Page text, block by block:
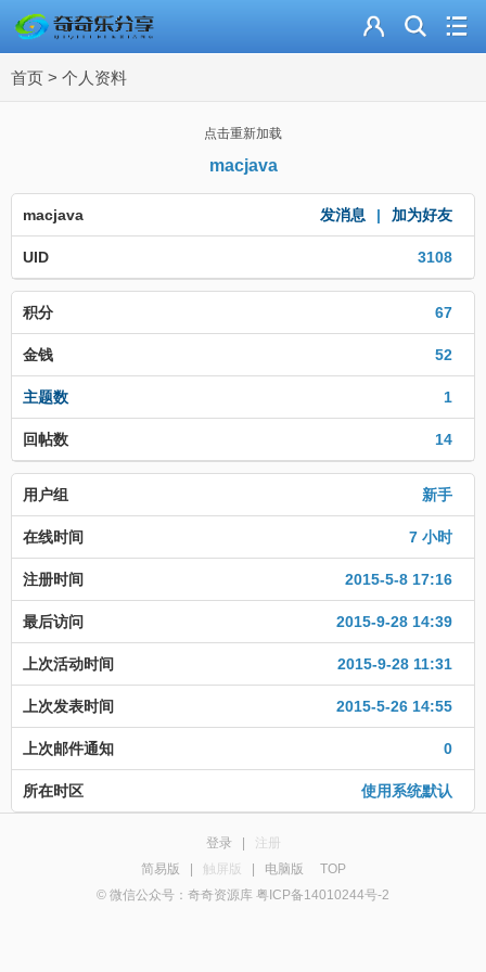
首页 > 个人资料
点击重新加载
macjava
发消息 | 加为好友
macjava
3108
UID
67
积分
52
金钱
1
主题数
14
回帖数
新手
用户组
7 小时
在线时间
2015-5-8 17:16
注册时间
2015-9-28 14:39
最后访问
2015-9-28 11:31
上次活动时间
2015-5-26 14:55
上次发表时间
0
上次邮件通知
使用系统默认
所在时区
登录
注册
简易版
触屏版 电脑版
TOP
© 微信公众号：奇奇资源库 粤ICP备14010244号-2
资源合集
站内导读
加入频道